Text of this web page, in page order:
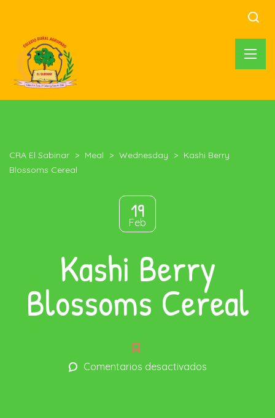
CRA El Sabinar > Meal > Wednesday > Kashi Berry
Blossoms Cereal
19
Feb
Kashi Berry
Blossoms Cereal
Comentarios desactivados